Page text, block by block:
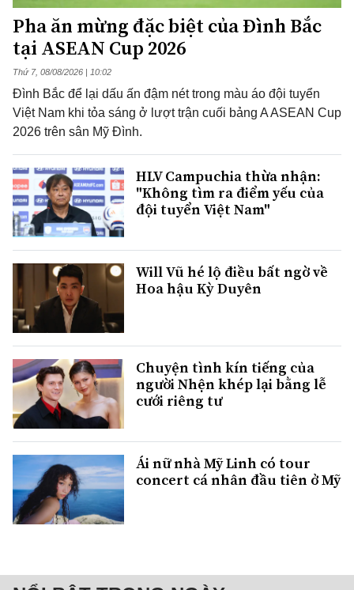
Pha ăn mừng đặc biệt của Đình Bắc
tại ASEAN Cup 2026
Thứ 7, 08/08/2026 | 10:02
Đình Bắc để lại dấu ấn đậm nét trong màu áo đội tuyển
Việt Nam khi tỏa sáng ở lượt trận cuối bảng A ASEAN Cup
2026 trên sân Mỹ Đình.
HLV Campuchia thừa nhận:
"Không tìm ra điểm yếu của
đội tuyển Việt Nam"
Will Vũ hé lộ điều bất ngờ về
Hoa hậu Kỳ Duyên
Chuyện tình kín tiếng của
người Nhện khép lại bằng lễ
cưới riêng tư
Ái nữ nhà Mỹ Linh có tour
concert cá nhân đầu tiên ở Mỹ